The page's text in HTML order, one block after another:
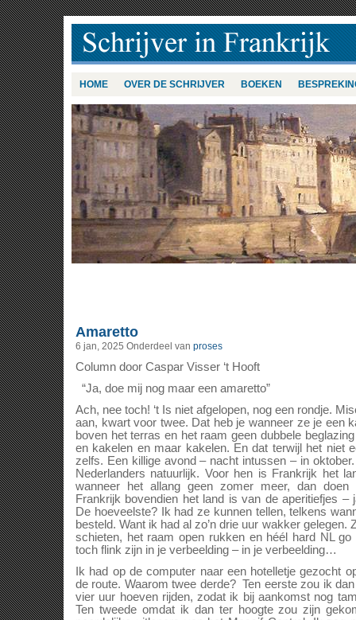
HOME OVER DE SCHRIJVER BOEKEN
Amaretto
6 jan, 2025 Onderdeel van proses
Column door Caspar Visser ‘t Hooft
“Ja, doe mij nog maar een amaretto”
Ach, nee toch! ‘t Is niet afgelopen, nog een rondje.
aan, kwart voor twee. Dat heb je wanneer ze je een
boven het terras en het raam geen dubbele
en kakelen en maar kakelen. En dat terwijl het niet
zelfs. Een killige avond – nacht intussen – in
Nederlanders natuurlijk. Voor hen is Frankrijk het
wanneer het allang geen zomer meer, dan
Frankrijk bovendien het land is van de aperitiefjes –
De hoeveelste? Ik had ze kunnen tellen, telkens
besteld. Want ik had al zo’n drie uur wakker gelegen.
schieten, het raam open rukken en héél hard NL
toch flink zijn in je verbeelding – in je verbeelding…
Ik had op de computer naar een hotelletje gezocht
de route. Waarom twee derde? Ten eerste zou ik
vier uur hoeven rijden, zodat ik bij aankomst nog
Ten tweede omdat ik dan ter hoogte zou zijn